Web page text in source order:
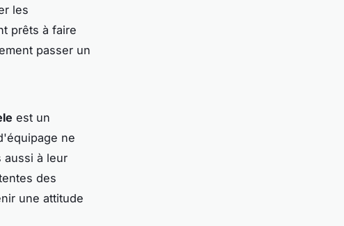
les
prêts à faire
passer un
est un
ne
aussi à leur
des
une attitude